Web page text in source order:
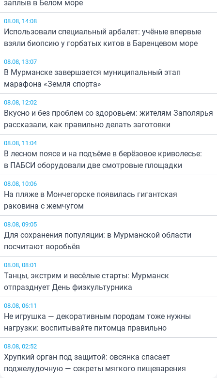
заплыв в Белом море
08.08, 14:08
Использовали специальный арбалет: учёные впервые
взяли биопсию у горбатых китов в Баренцевом море
08.08, 13:07
В Мурманске завершается муниципальный этап
марафона «Земля спорта»
08.08, 12:02
Вкусно и без проблем со здоровьем: жителям Заполярья
рассказали, как правильно делать заготовки
08.08, 11:04
В лесном поясе и на подъёме в берёзовое криволесье:
в ПАБСИ оборудовали две смотровые площадки
08.08, 10:06
На пляже в Мончегорске появилась гигантская
раковина с жемчугом
08.08, 09:05
Для сохранения популяции: в Мурманской области
посчитают воробьёв
08.08, 08:01
Танцы, экстрим и весёлые старты: Мурманск
отпразднует День физкультурника
08.08, 06:11
Не игрушка — декоративным породам тоже нужны
нагрузки: воспитывайте питомца правильно
08.08, 02:52
Хрупкий орган под защитой: овсянка спасает
поджелудочную — секреты мягкого пищеварения